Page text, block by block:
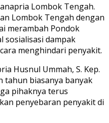
Lombok Tengah.
Lombok Tengah dengan
merambah Pondok
sosialisasi dampak
menghindari penyakit.
Husnul Ummah, S. Kep.
tahun biasanya banyak
pihaknya terus
penyebaran penyakit di